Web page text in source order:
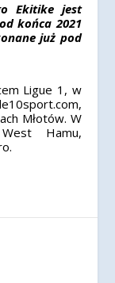
Ekitike jest
końca 2021
już pod
Ligue 1, w
Młotów. W
Hamu,